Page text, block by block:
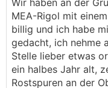
Wir haben an der
MEA-Rigol mit
billig und ich habe
gedacht, ich nehme
Stelle lieber etwas
ein halbes Jahr alt,
Rostspuren an der